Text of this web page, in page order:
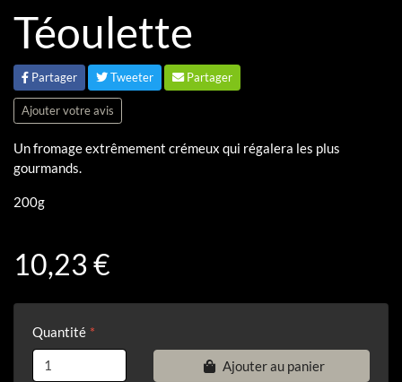
Téoulette
Partager Tweeter Partager
Ajouter votre avis
Un fromage extrêmement crémeux qui régalera les plus
gourmands.
200g
10,23 €
Quantité
Ajouter au panier